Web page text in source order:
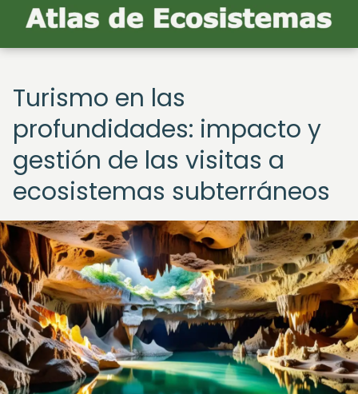
Turismo en las
profundidades: impacto y
gestión de las visitas a
ecosistemas subterráneos